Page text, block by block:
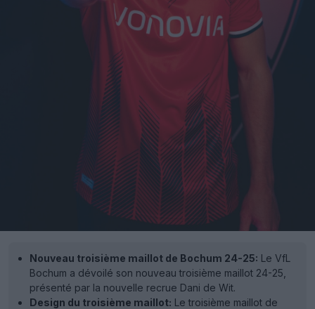
Nouveau troisième maillot de Bochum 24-25: Le VfL
Bochum a dévoilé son nouveau troisième maillot 24-25,
présenté par la nouvelle recrue Dani de Wit.
Design du troisième maillot: Le troisième maillot de